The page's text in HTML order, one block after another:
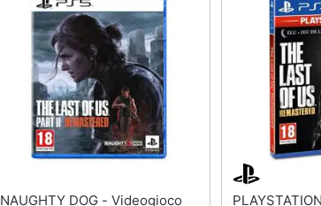
NAUGHTY DOG - Videogioco
PLAYSTATION - The Last